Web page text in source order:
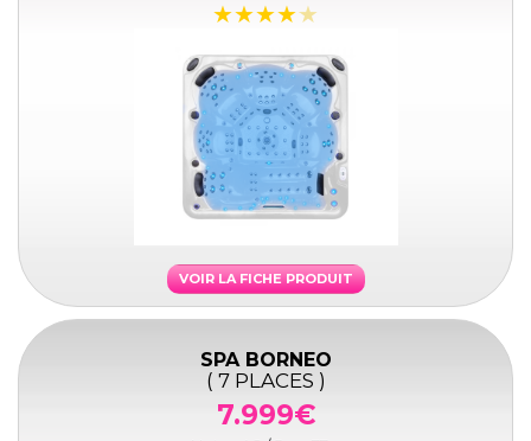
VOIR LA FICHE PRODUIT
SPA BORNEO
( 7 PLACES )
7.999€